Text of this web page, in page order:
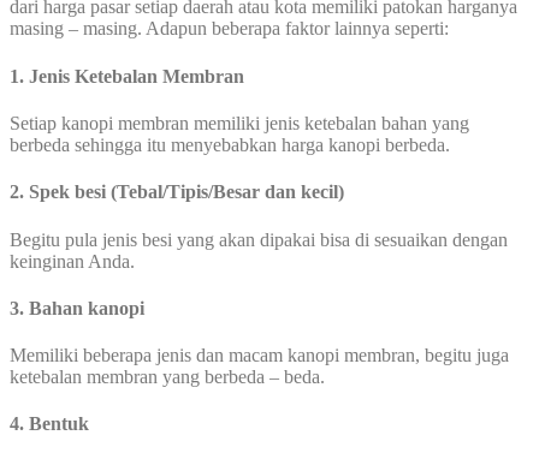
dari harga pasar setiap daerah atau kota memiliki patokan harganya
masing – masing. Adapun beberapa faktor lainnya seperti:
1. Jenis Ketebalan Membran
Setiap kanopi membran memiliki jenis ketebalan bahan yang
berbeda sehingga itu menyebabkan harga kanopi berbeda.
2. Spek besi (Tebal/Tipis/Besar dan kecil)
Begitu pula jenis besi yang akan dipakai bisa di sesuaikan dengan
keinginan Anda.
3. Bahan kanopi
Memiliki beberapa jenis dan macam kanopi membran, begitu juga
ketebalan membran yang berbeda – beda.
4. Bentuk